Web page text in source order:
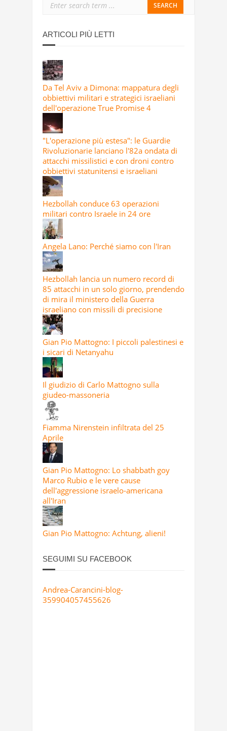
ARTICOLI PIÙ LETTI
Da Tel Aviv a Dimona: mappatura degli
obbiettivi militari e strategici israeliani
dell'operazione True Promise 4
"L'operazione più estesa": le Guardie
Rivoluzionarie lanciano l'82a ondata di
attacchi missilistici e con droni contro
obbiettivi statunitensi e israeliani
Hezbollah conduce 63 operazioni
militari contro Israele in 24 ore
Angela Lano: Perché siamo con l'Iran
Hezbollah lancia un numero record di
85 attacchi in un solo giorno, prendendo
di mira il ministero della Guerra
israeliano con missili di precisione
Gian Pio Mattogno: I piccoli palestinesi e
i sicari di Netanyahu
Il giudizio di Carlo Mattogno sulla
giudeo-massoneria
Fiamma Nirenstein infiltrata del 25
Aprile
Gian Pio Mattogno: Lo shabbath goy
Marco Rubio e le vere cause
dell'aggressione israelo-americana
all'Iran
Gian Pio Mattogno: Achtung, alieni!
SEGUIMI SU FACEBOOK
Andrea-Carancini-blog-
359904057455626